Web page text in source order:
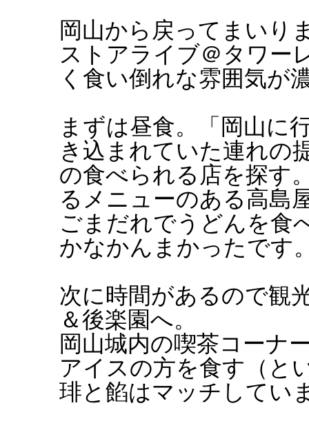
岡山から戻ってまいり
ストアライブ＠タワー
く食い倒れな雰囲気が
まずは昼食。「岡山に
き込まれていた連れの
の食べられる店を探す
るメニューのある高島
ごまだれでうどんを食
かなかんまかったです
次に時間があるので観
＆後楽園へ。
岡山城内の喫茶コーナ
アイスの方を食す（と
琲と餡はマッチしてい